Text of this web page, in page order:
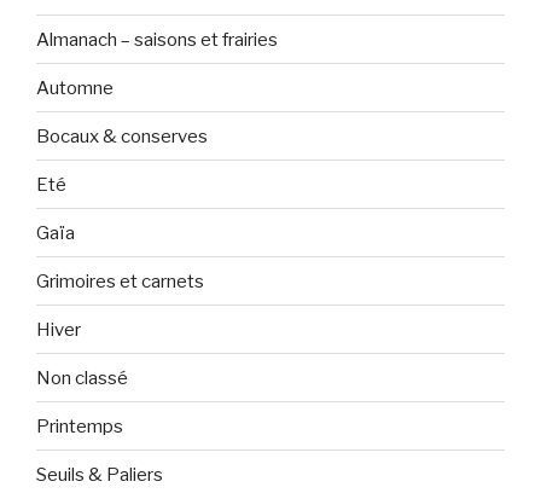
Almanach – saisons et frairies
Automne
Bocaux & conserves
Eté
Gaïa
Grimoires et carnets
Hiver
Non classé
Printemps
Seuils & Paliers